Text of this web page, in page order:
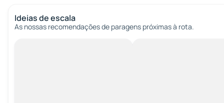
Ideias de escala
As nossas recomendações de paragens próximas à rota.